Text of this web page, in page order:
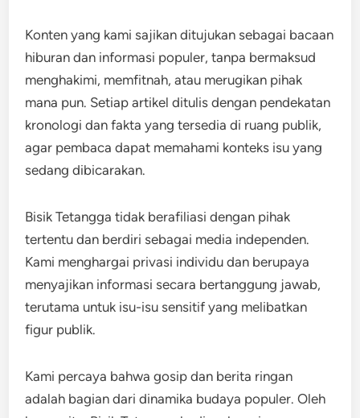
Konten yang kami sajikan ditujukan sebagai bacaan
hiburan dan informasi populer, tanpa bermaksud
menghakimi, memfitnah, atau merugikan pihak
mana pun. Setiap artikel ditulis dengan pendekatan
kronologi dan fakta yang tersedia di ruang publik,
agar pembaca dapat memahami konteks isu yang
sedang dibicarakan.
Bisik Tetangga tidak berafiliasi dengan pihak
tertentu dan berdiri sebagai media independen.
Kami menghargai privasi individu dan berupaya
menyajikan informasi secara bertanggung jawab,
terutama untuk isu-isu sensitif yang melibatkan
figur publik.
Kami percaya bahwa gosip dan berita ringan
adalah bagian dari dinamika budaya populer. Oleh